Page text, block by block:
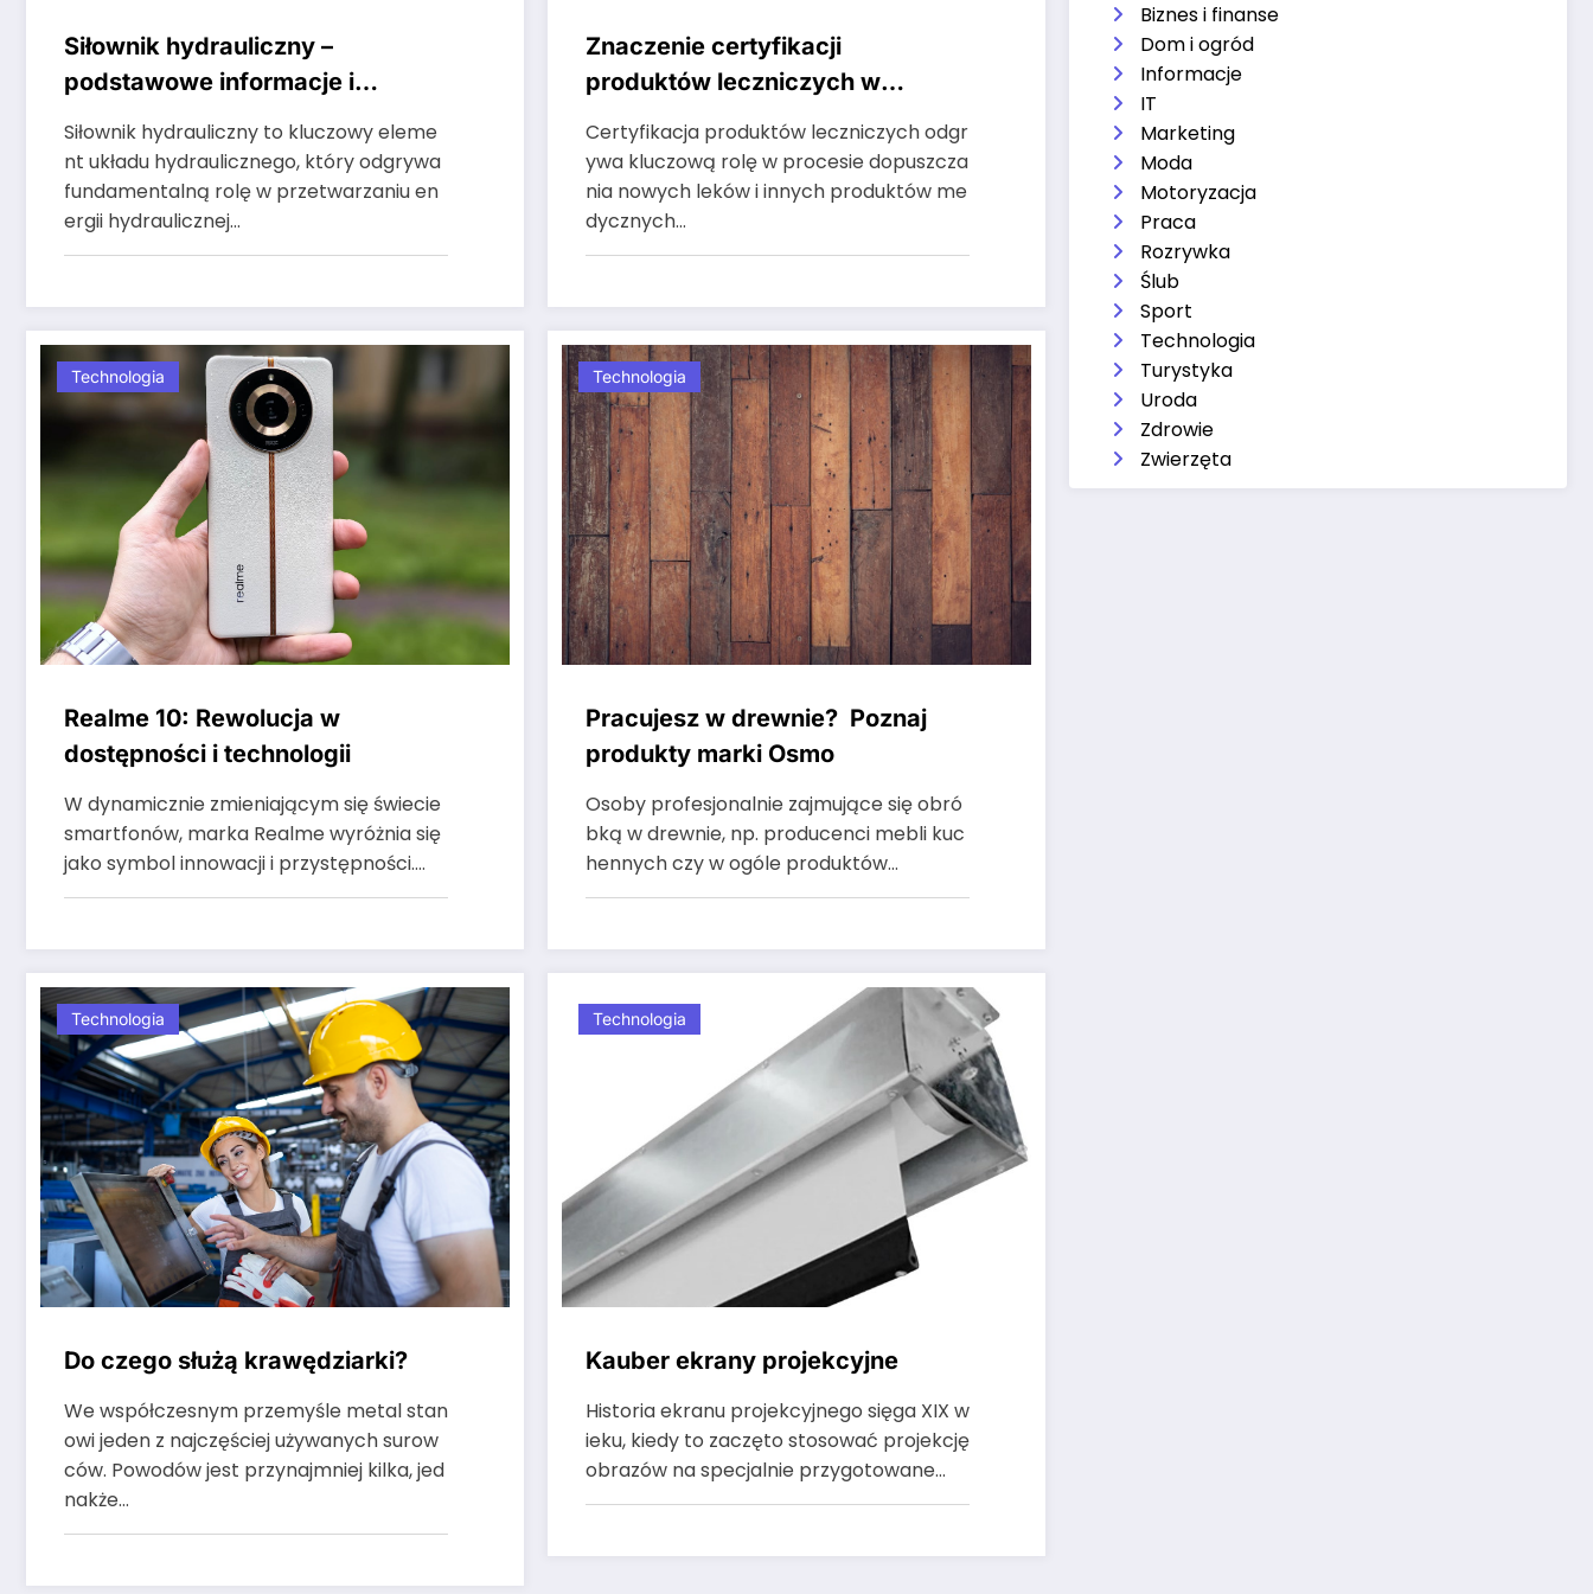
Siłownik hydrauliczny –
podstawowe informacje i
Siłownik hydrauliczny to kluczowy eleme
nt układu hydraulicznego, który odgrywa
fundamentalną rolę w przetwarzaniu en
ergii hydraulicznej…
Znaczenie certyfikacji
produktów leczniczych w
zapewnieniu bezpieczeństwa i
skuteczności
Certyfikacja produktów leczniczych odgr
ywa kluczową rolę w procesie dopuszcza
nia nowych leków i innych produktów me
dycznych…
Technologia
Realme 10: Rewolucja w
dostępności i technologii
W dynamicznie zmieniającym się świecie
smartfonów, marka Realme wyróżnia się
jako symbol innowacji i przystępności.…
Technologia
Pracujesz w drewnie? Poznaj
produkty marki Osmo
Osoby profesjonalnie zajmujące się obró
bką w drewnie, np. producenci mebli kuc
hennych czy w ogóle produktów…
Technologia
Do czego służą krawędziarki?
We współczesnym przemyśle metal stan
owi jeden z najczęściej używanych surow
ców. Powodów jest przynajmniej kilka, jed
nakże…
Technologia
Kauber ekrany projekcyjne
Historia ekranu projekcyjnego sięga XIX w
ieku, kiedy to zaczęto stosować projekcję
obrazów na specjalnie przygotowane…
Biznes i finanse
Dom i ogród
Informacje
IT
Marketing
Moda
Motoryzacja
Praca
Rozrywka
Ślub
Sport
Technologia
Turystyka
Uroda
Zdrowie
Zwierzęta